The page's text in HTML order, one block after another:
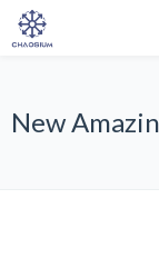
New